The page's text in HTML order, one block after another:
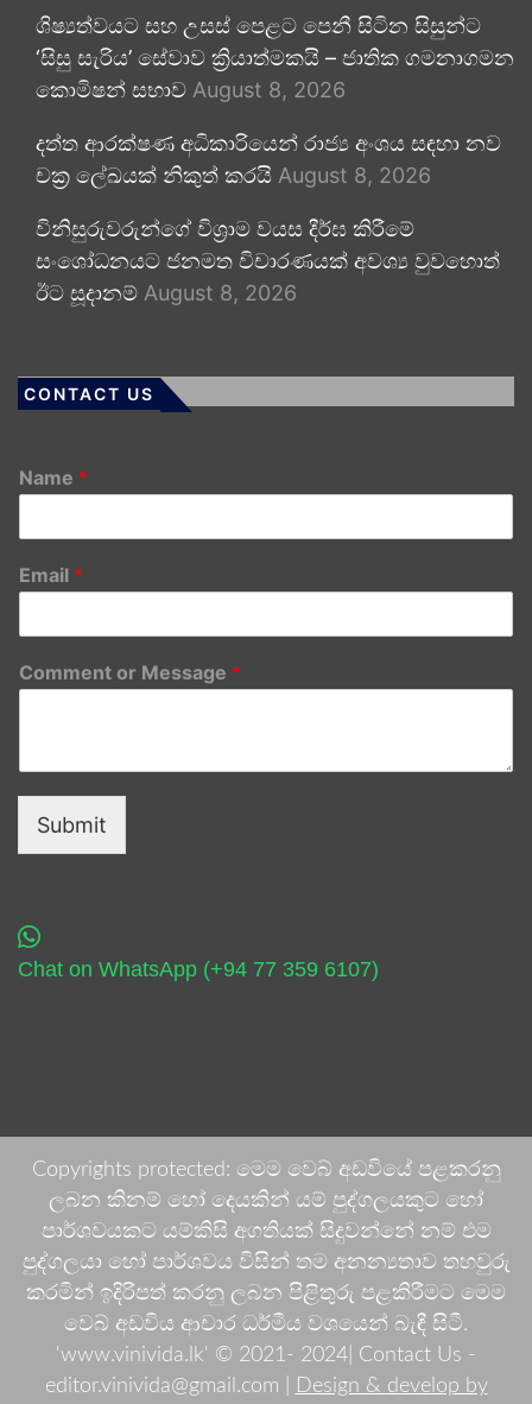
ශිෂ්‍යත්වයට සහ උසස් පෙළට පෙනී සිටින සිසුන්ට
‘සිසු සැරිය’ සේවාව ක්‍රියාත්මකයි – ජාතික ගමනාගමන
කොමිෂන් සභාව August 8, 2026
දත්ත ආරක්ෂණ අධිකාරියෙන් රාජ්‍ය අංශය සඳහා නව
චක්‍ර ලේඛයක් නිකුත් කරයි August 8, 2026
විනිසුරුවරුන්ගේ විශ්‍රාම වයස දීර්ඝ කිරීමේ
සංශෝධනයට ජනමත විචාරණයක් අවශ්‍ය වුවහොත්
ඊට සූදානම් August 8, 2026
CONTACT US
Name *
Email *
Comment or Message *
Submit
Chat on WhatsApp (+94 77 359 6107)
Copyrights protected: මෙම වෙබ් අඩවියේ පළකරනු
ලබන කිනම් හෝ දෙයකින් යම් පුද්ගලයකුට හෝ
පාර්ශවයකට යම්කිසි අගතියක් සිදුවන්නේ නම් එම
පුද්ගලයා හෝ පාර්ශවය විසින් තම අනන්‍යතාව තහවුරු
කරමින් ඉදිරිපත් කරනු ලබන පිළිතුරු පළකිරීමට මෙම
වෙබ් අඩවිය ආචාර ධර්මීය වශයෙන් බැඳී සිටී.
'www.vinivida.lk' © 2021- 2024| Contact Us -
editor.vinivida@gmail.com |
Design & develop by